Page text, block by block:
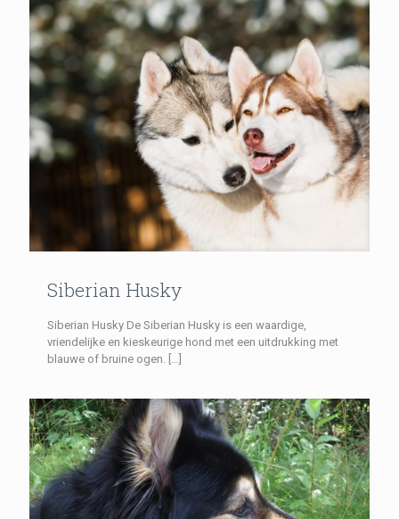
Siberian Husky
Siberian Husky De Siberian Husky is een waardige,
vriendelijke en kieskeurige hond met een uitdrukking met
blauwe of bruine ogen. […]